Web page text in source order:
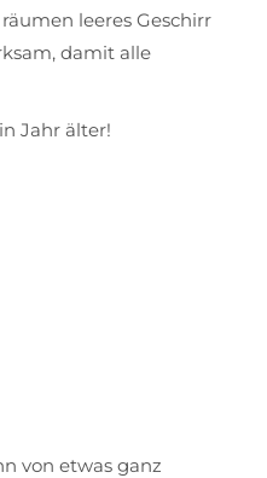
leeres Geschirr
damit alle
Jahr älter!
von etwas ganz